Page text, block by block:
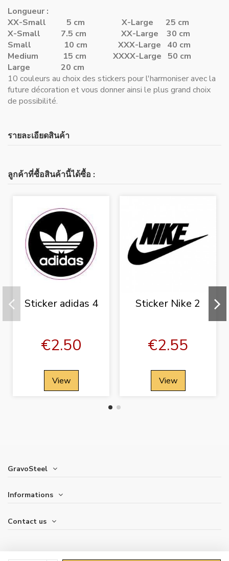
Longueur :
XX-Small 5 cm X-Large 25 cm
X-Small 7.5 cm XX-Large 30 cm
Small 10 cm XXX-Large 40 cm
Medium 15 cm XXXX-Large 50 cm
Large 20 cm
10 couleurs au choix des stickers pour l'harmoniser avec la
future décoration et vous donner ainsi le plus grand choix
de possibilité.
รายละเอียดสินค้า
ลูกค้าที่ซื้อสินค้านี้ได้ซื้อ :
Sticker adidas 4
€2.50
View
Sticker Nike 2
€2.55
View
GravoSteel
Informations
Contact us